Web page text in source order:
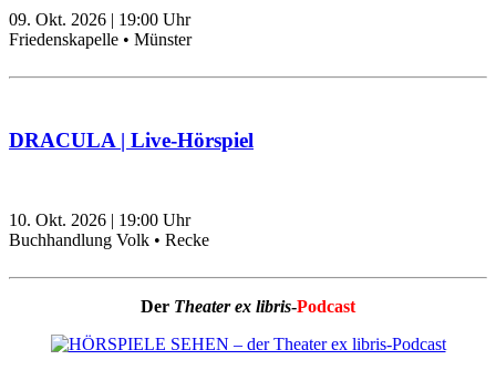
09. Okt. 2026 | 19:00 Uhr
Friedenskapelle • Münster
DRACULA | Live-Hörspiel
10. Okt. 2026 | 19:00 Uhr
Buchhandlung Volk • Recke
Der Theater ex libris-Podcast